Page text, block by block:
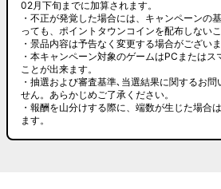
02月下旬までに加算されます。
・不正が発覚した場合には、キャンペーンの
っても、ポイントタウンコインを配布しないこ
・景品内容は予告なく変更する場合がございま
・本キャンペーン対象のゲームはPCまたは
ことが出来ます。
・抽選および審査基準､当選結果に関するお
せん。あらかじめご了承ください。
・報酬を山分けする際に、端数が生じた場合
ます。